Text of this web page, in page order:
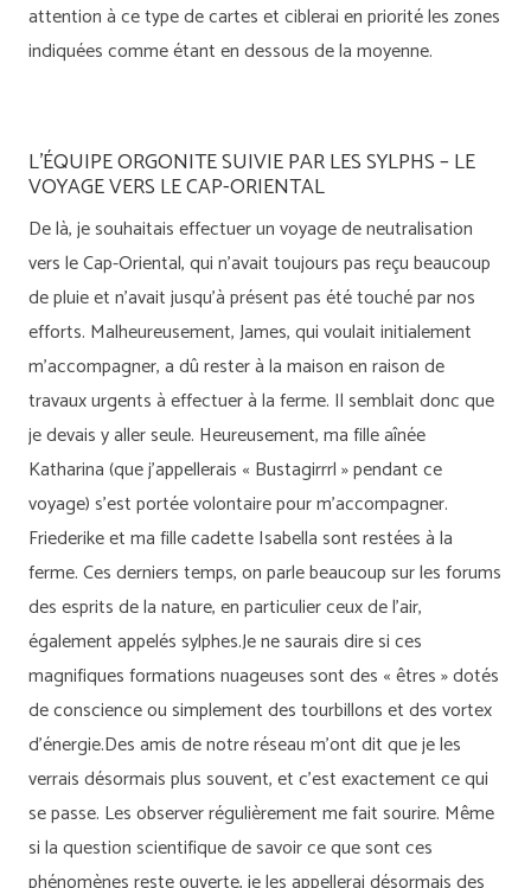
attention à ce type de cartes et ciblerai en priorité les zones
indiquées comme étant en dessous de la moyenne.
L'ÉQUIPE ORGONITE SUIVIE PAR LES SYLPHS – LE
VOYAGE VERS LE CAP-ORIENTAL
De là, je souhaitais effectuer un voyage de neutralisation
vers le Cap-Oriental, qui n’avait toujours pas reçu beaucoup
de pluie et n’avait jusqu’à présent pas été touché par nos
efforts. Malheureusement, James, qui voulait initialement
m’accompagner, a dû rester à la maison en raison de
travaux urgents à effectuer à la ferme. Il semblait donc que
je devais y aller seule. Heureusement, ma fille aînée
Katharina (que j’appellerais « Bustagirrrl » pendant ce
voyage) s’est portée volontaire pour m’accompagner.
Friederike et ma fille cadette Isabella sont restées à la
ferme. Ces derniers temps, on parle beaucoup sur les forums
des esprits de la nature, en particulier ceux de l’air,
également appelés sylphes.Je ne saurais dire si ces
magnifiques formations nuageuses sont des « êtres » dotés
de conscience ou simplement des tourbillons et des vortex
d’énergie.Des amis de notre réseau m’ont dit que je les
verrais désormais plus souvent, et c’est exactement ce qui
se passe. Les observer régulièrement me fait sourire. Même
si la question scientifique de savoir ce que sont ces